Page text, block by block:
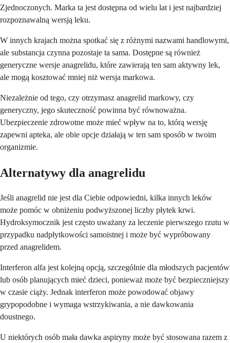
Zjednoczonych. Marka ta jest dostępna od wielu lat i jest najbardziej
rozpoznawalną wersją leku.
W innych krajach można spotkać się z różnymi nazwami handlowymi,
ale substancja czynna pozostaje ta sama. Dostępne są również
generyczne wersje anagrelidu, które zawierają ten sam aktywny lek,
ale mogą kosztować mniej niż wersja markowa.
Niezależnie od tego, czy otrzymasz anagrelid markowy, czy
generyczny, jego skuteczność powinna być równoważna.
Ubezpieczenie zdrowotne może mieć wpływ na to, którą wersję
zapewni apteka, ale obie opcje działają w ten sam sposób w twoim
organizmie.
Alternatywy dla anagrelidu
Jeśli anagrelid nie jest dla Ciebie odpowiedni, kilka innych leków
może pomóc w obniżeniu podwyższonej liczby płytek krwi.
Hydroksymocznik jest często uważany za leczenie pierwszego rzutu w
przypadku nadpłytkowości samoistnej i może być wypróbowany
przed anagrelidem.
Interferon alfa jest kolejną opcją, szczególnie dla młodszych pacjentów
lub osób planujących mieć dzieci, ponieważ może być bezpieczniejszy
w czasie ciąży. Jednak interferon może powodować objawy
grypopodobne i wymaga wstrzykiwania, a nie dawkowania
doustnego.
U niektórych osób mała dawka aspiryny może być stosowana razem z